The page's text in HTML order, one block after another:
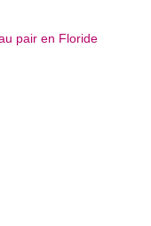
pair en Floride